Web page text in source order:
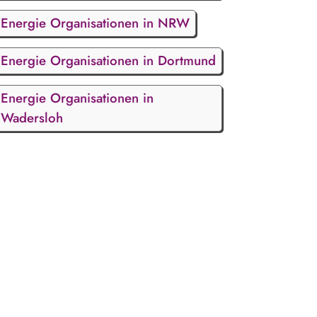
Energie Organisationen in NRW
Energie Organisationen in Dortmund
Energie Organisationen in
Wadersloh